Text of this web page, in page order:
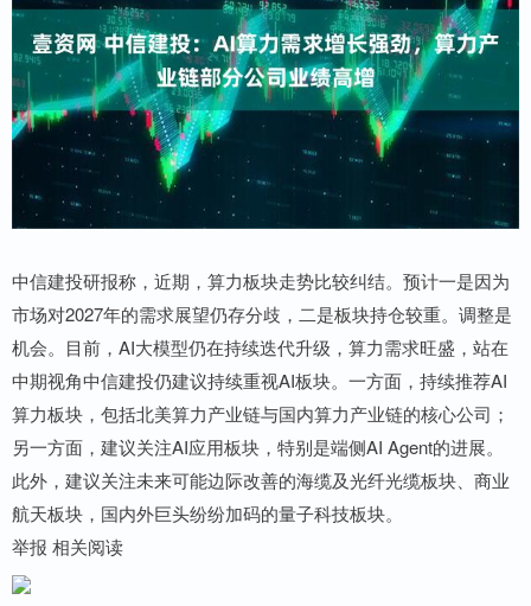
中信建投研报称，近期，算力板块走势比较纠结。预计一是因为
市场对2027年的需求展望仍存分歧，二是板块持仓较重。调整是
机会。目前，AI大模型仍在持续迭代升级，算力需求旺盛，站在
中期视角中信建投仍建议持续重视AI板块。一方面，持续推荐AI
算力板块，包括北美算力产业链与国内算力产业链的核心公司；
另一方面，建议关注AI应用板块，特别是端侧AI Agent的进展。
此外，建议关注未来可能边际改善的海缆及光纤光缆板块、商业
航天板块，国内外巨头纷纷加码的量子科技板块。
举报 相关阅读